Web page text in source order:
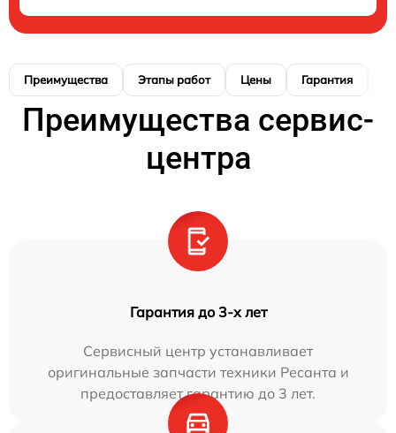
Преимущества Этапы работ Цены Гарантия
Преимущества сервис-
центра
Гарантия до 3-х лет
Сервисный центр устанавливает
оригинальные запчасти техники Ресанта и
предоставляет гарантию до 3 лет.